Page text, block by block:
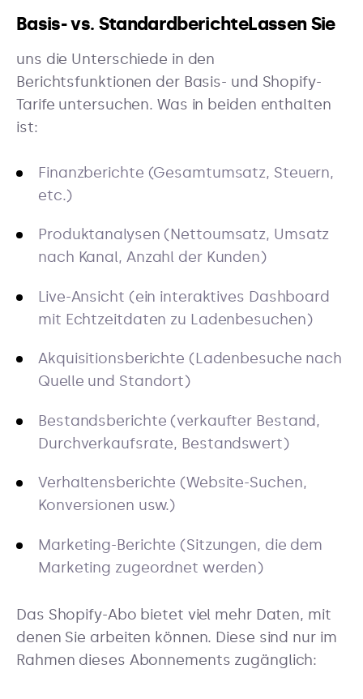
Basis- vs. StandardberichteLassen Sie
uns die Unterschiede in den
Berichtsfunktionen der Basis- und Shopify-
Tarife untersuchen. Was in beiden enthalten
ist:
Finanzberichte (Gesamtumsatz, Steuern,
etc.)
Produktanalysen (Nettoumsatz, Umsatz
nach Kanal, Anzahl der Kunden)
Live-Ansicht (ein interaktives Dashboard
mit Echtzeitdaten zu Ladenbesuchen)
Akquisitionsberichte (Ladenbesuche nach
Quelle und Standort)
Bestandsberichte (verkaufter Bestand,
Durchverkaufsrate, Bestandswert)
Verhaltensberichte (Website-Suchen,
Konversionen usw.)
Marketing-Berichte (Sitzungen, die dem
Marketing zugeordnet werden)
Das Shopify-Abo bietet viel mehr Daten, mit
denen Sie arbeiten können. Diese sind nur im
Rahmen dieses Abonnements zugänglich: